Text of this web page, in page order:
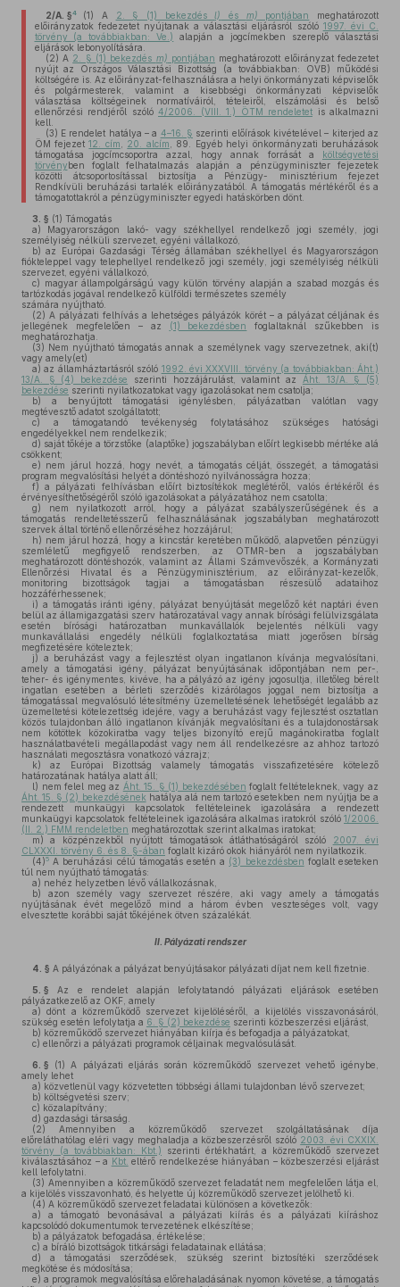
2/A. §4 (1) A 2. § (1) bekezdésl) és m) pontjában
meghatározott
előirányzatok fedezetet nyújtanak a választási eljárásról szóló 1997. évi C.
törvény (a továbbiakban: Ve.)
alapján a jogcímekben szereplő választási
eljárások lebonyolítására.
(2) A 2. § (1) bekezdés m) pontjában meghatározott előirányzat fedezetet
nyújt az Országos Választási Bizottság (a továbbiakban: OVB) működési
költségére is. Az előirányzat-felhasználásra a helyi önkormányzati képviselők
és polgármesterek, valamint a kisebbségi önkormányzati képviselők
választása költségeinek normatíváiról, tételeiről, elszámolási és belső
ellenőrzési rendjéről szóló 4/2006. (VIII. 1.) ÖTM rendeletet is alkalmazni
kell.
(3) E rendelet hatálya – a 4–16. § szerinti előírások kivételével – kiterjed az
ÖM fejezet12. cím 20. alcím , 89. Egyéb helyi önkormányzati beruházások
támogatása jogcímcsoportra azzal, hogy annak forrását a költségvetési
törvényben foglalt felhatalmazás alapján a pénzügyminiszter fejezetek
közötti átcsoportosítással biztosítja a Pénzügy- minisztérium fejezet
Rendkívüli beruházási tartalék előirányzatából. A támogatás mértékéről és a
támogatottakról a pénzügyminiszter egyedi hatáskörben dönt.
3. § (1) Támogatás
a) Magyarországon lakó- vagy székhellyel rendelkező jogi személy, jogi
személyiség nélküli szervezet, egyéni vállalkozó,
b) az Európai Gazdasági Térség államában székhellyel és Magyarországon
fiókteleppel vagy telephellyel rendelkező jogi személy, jogi személyiség nélküli
szervezet, egyéni vállalkozó,
c) magyar állampolgárságú vagy külön törvény alapján a szabad mozgás és
tartózkodás jogával rendelkező külföldi természetes személy
számára nyújtható.
(2) A pályázati felhívás a lehetséges pályázók körét – a pályázat céljának és
jellegének megfelelően – az
(1) bekezdésben
foglaltaknál szűkebben is
meghatározhatja.
(3) Nem nyújtható támogatás annak a személynek vagy szervezetnek, aki(t)
vagy amely(et)
a) az államháztartásról szóló 1992. évi XXXVIII. törvény (a továbbiakban: Áht.)
13/A. § (4) bekezdése szerinti hozzájárulást, valamint az Áht. 13/A. § (5)
bekezdése szerinti nyilatkozatokat vagy igazolásokat nem csatolja;
b) a benyújtott támogatási igénylésben, pályázatban valótlan vagy
megtévesztő adatot szolgáltatott;
c) a támogatandó tevékenység folytatásához szükséges hatósági
engedélyekkel nem rendelkezik;
d) saját tőkéje a törzstőke (alaptőke) jogszabályban előírt legkisebb mértéke alá
csökkent;
e) nem járul hozzá, hogy nevét, a támogatás célját, összegét, a támogatási
program megvalósítási helyét a döntéshozó nyilvánosságra hozza;
f) a pályázati felhívásban előírt biztosítékok meglétéről, valós értékéről és
érvényesíthetőségéről szóló igazolásokat a pályázatához nem csatolta;
g) nem nyilatkozott arról, hogy a pályázat szabályszerűségének és a
támogatás rendeltetésszerű felhasználásának jogszabályban meghatározott
szervek által történő ellenőrzéséhez hozzájárul;
h) nem járul hozzá, hogy a kincstár keretében működő, alapvetően pénzügyi
szemléletű megfigyelő rendszerben, az OTMR-ben a jogszabályban
meghatározott döntéshozók, valamint az Állami Számvevőszék, a Kormányzati
Ellenőrzési Hivatal és a Pénzügyminisztérium, az előirányzat-kezelők,
monitoring bizottságok tagjai a támogatásban részesülő adataihoz
hozzáférhessenek;
i) a támogatás iránti igény, pályázat benyújtását megelőző két naptári éven
belül az államigazgatási szerv határozatával vagy annak bírósági felülvizsgálata
esetén bírósági határozatban munkavállalók bejelentés nélküli vagy
munkavállalási engedély nélküli foglalkoztatása miatt jogerősen bírság
megfizetésére köteleztek;
j) a beruházást vagy a fejlesztést olyan ingatlanon kívánja megvalósítani,
amely a támogatási igény, pályázat benyújtásának időpontjában nem per-,
teher- és igénymentes, kivéve, ha a pályázó az igény jogosultja, illetőleg bérelt
ingatlan esetében a bérleti szerződés kizárólagos joggal nem biztosítja a
támogatással megvalósuló létesítmény üzemeltetésének lehetőségét legalább az
üzemeltetési kötelezettség idejére, vagy a beruházást vagy fejlesztést osztatlan
közös tulajdonban álló ingatlanon kívánják megvalósítani és a tulajdonostársak
nem kötöttek közokiratba vagy teljes bizonyító erejű magánokiratba foglalt
használatbavételi megállapodást vagy nem áll rendelkezésre az ahhoz tartozó
használati megosztásra vonatkozó vázrajz;
k) az Európai Bizottság valamely támogatás visszafizetésére kötelező
határozatának hatálya alatt áll;
l) nem felel meg az Áht. 15. § (1) bekezdésében foglalt feltételeknek, vagy az
Áht. 15. § (2) bekezdésének hatálya alá nem tartozó esetekben nem nyújtja be a
rendezett munkaügyi kapcsolatok feltételeinek igazolására a rendezett
munkaügyi kapcsolatok feltételeinek igazolására alkalmas iratokról szóló 1/2006.
(II. 2.) FMM rendeletben meghatározottak szerint alkalmas iratokat;
m) a közpénzekből nyújtott támogatások átláthatóságáról szóló
2007. évi
CLXXXI. törvény 6. és 8. §-ában foglalt kizáró okok hiányáról nem nyilatkozik.
(4)5 A beruházási célú támogatás esetén a (3) bekezdésben foglalt eseteken
túl nem nyújtható támogatás:
a) nehéz helyzetben lévő vállalkozásnak,
b) azon személy vagy szervezet részére, aki vagy amely a támogatás
nyújtásának évét megelőző mind a három évben veszteséges volt, vagy
elvesztette korábbi saját tőkéjének ötven százalékát.
II. Pályázati rendszer
4. § A pályázónak a pályázat benyújtásakor pályázati díjat nem kell fizetnie.
5. § Az e rendelet alapján lefolytatandó pályázati eljárások esetében
pályázatkezelő az OKF, amely
a) dönt a közreműködő szervezet kijelöléséről, a kijelölés visszavonásáról,
szükség esetén lefolytatja a 6. § (2) bekezdése szerinti közbeszerzési eljárást,
b) közreműködő szervezet hiányában kiírja és befogadja a pályázatokat,
c) ellenőrzi a pályázati programok céljainak megvalósulását.
6. § (1) A pályázati eljárás során közreműködő szervezet vehető igénybe,
amely lehet
a) közvetlenül vagy közvetetten többségi állami tulajdonban lévő szervezet;
b) költségvetési szerv;
c) közalapítvány;
d) gazdasági társaság.
(2) Amennyiben a közreműködő szervezet szolgáltatásának díja
előreláthatólag eléri vagy meghaladja a közbeszerzésről szóló 2003. évi CXXIX.
törvény (a továbbiakban: Kbt.) szerinti értékhatárt, a közreműködő szervezet
kiválasztásához – a Kbt. eltérő rendelkezése hiányában – közbeszerzési eljárást
kell lefolytatni.
(3) Amennyiben a közreműködő szervezet feladatát nem megfelelően látja el,
a kijelölés visszavonható, és helyette új közreműködő szervezet jelölhető ki.
(4) A közreműködő szervezet feladatai különösen a következők:
a) a támogató bevonásával a pályázati kiírás és a pályázati kiíráshoz
kapcsolódó dokumentumok tervezetének elkészítése;
b) a pályázatok befogadása, értékelése;
c) a bíráló bizottságok titkársági feladatainak ellátása;
d) a támogatási szerződések, szükség szerint biztosítéki szerződések
megkötése és módosítása;
e) a programok megvalósítása előrehaladásának nyomon követése, a támogatás